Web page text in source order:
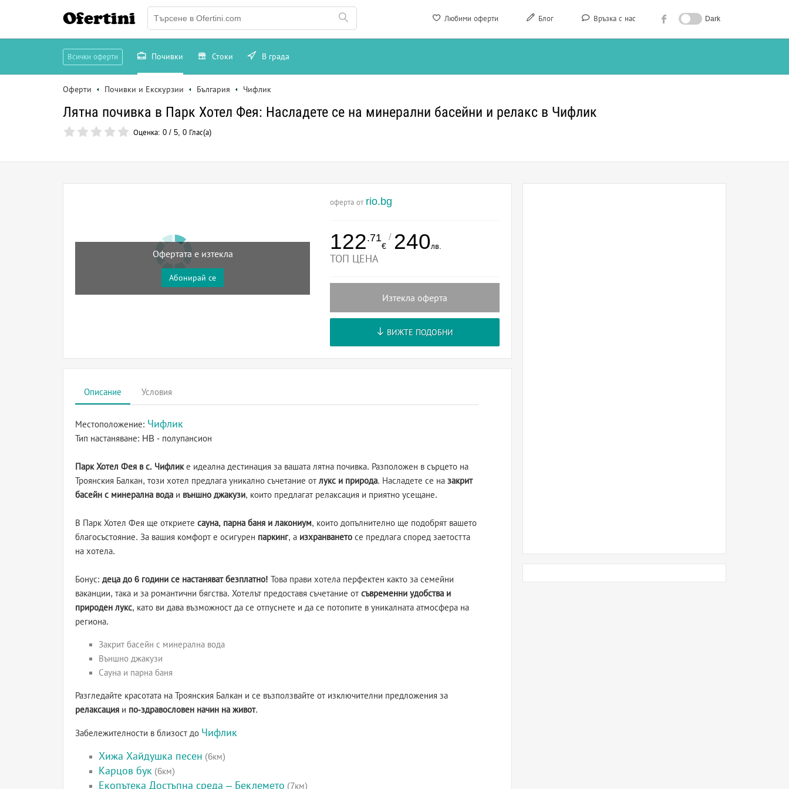
Любими оферти Блог Връзка с нас Dark
Ofertini
Всички оферти Почивки Стоки В града
Оферти Почивки и Екскурзии България Чифлик
Лятна почивка в Парк Хотел Фея: Насладете се на минерални басейни и релакс в Чифлик
Оценка: 0 / 5, 0 Глас(а)
Офертата е изтекла
Абонирай се
оферта от rio.bg
122.71
€
/ 240лв.
ТОП ЦЕНА
Изтекла оферта
ВИЖТЕ ПОДОБНИ
Описание Условия
Местоположение: Чифлик
Тип настаняване: HB - полупансион
Парк Хотел Фея в с. Чифлике идеална дестинация за вашата лятна почивка. Разположен в сърцето на
Троянския Балкан, този хотел предлага уникално съчетание от лукс и природа. Насладете се на закрит
басейн с минерална вода и външно джакузи, които предлагат релаксация и приятно усещане.
В Парк Хотел Фея ще откриете сауна, парна баня и лакониум, които допълнително ще подобрят вашето
благосъстояние. За вашия комфорт е осигурен паркинг, а изхранването се предлага според заетостта
на хотела.
Бонус: деца до 6 години се настаняват безплатно! Това прави хотела перфектен както за семейни
ваканции, така и за романтични бягства. Хотелът предоставя съчетание от съвременни удобства и
природен лукс, като ви дава възможност да се отпуснете и да се потопите в уникалната атмосфера на
региона.
Закрит басейн с минерална вода
Външно джакузи
Сауна и парна баня
Разгледайте красотата на Троянския Балкан и се възползвайте от изключителни предложения за
релаксация и по-здравословен начин на живот.
Забележителности в близост до Чифлик
Хижа Хайдушка песен (6км)
Карцов бук (6км)
Екопътека Достъпна среда – Беклемето (7км)